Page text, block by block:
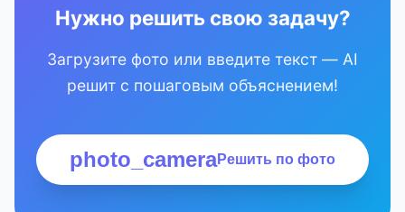
Нужно решить свою задачу?
Загрузите фото или введите текст — AI
решит с пошаговым объяснением!
photo_cameraРешить по фото